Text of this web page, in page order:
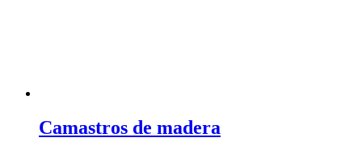
Camastros de madera